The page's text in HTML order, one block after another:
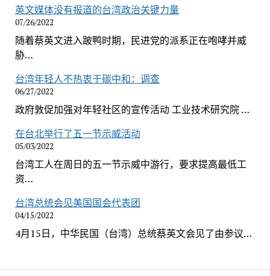
英文媒体没有报道的台湾政治关键力量
07/26/2022
随着蔡英文进入跛鸭时期，民进党的派系正在咆哮并威
胁…
台湾年轻人不热衷于碳中和：调查
06/27/2022
政府敦促加强对年轻社区的宣传活动 工业技术研究院 …
在台北举行了五一节示威活动
05/03/2022
台湾工人在周日的五一节示威中游行，要求提高最低工
资…
台湾总统会见美国国会代表团
04/15/2022
4月15日，中华民国（台湾）总统蔡英文会见了由参议…